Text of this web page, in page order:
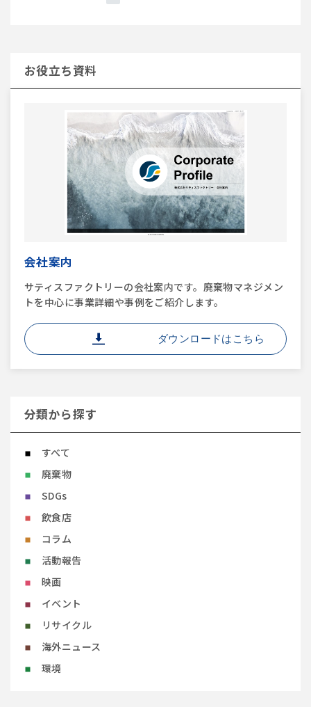
お役立ち資料
会社案内
サティスファクトリーの会社案内です。廃棄物マネジメン
トを中心に事業詳細や事例をご紹介します。
ダウンロードはこちら
分類から探す
すべて
廃棄物
SDGs
飲食店
コラム
活動報告
映画
イベント
リサイクル
海外ニュース
環境